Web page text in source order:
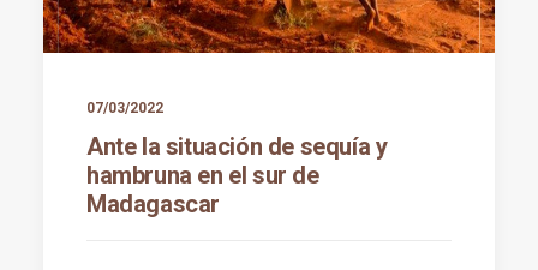
07/03/2022
Ante la situación de sequía y
hambruna en el sur de
Madagascar